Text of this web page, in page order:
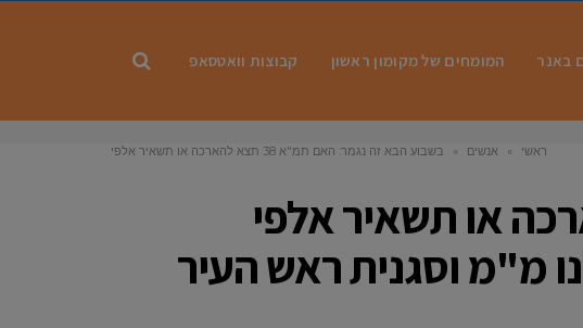
באנר המומחים של מקומון ראשון קבוצות וואטסאפ
ראשי » אנשים »
​בשבוע הבא זה נגמר: האם תמ"א 38 תצא להארכה או תשאיר אלפי
תמ"א 38 תצא להארכה או תשאיר אלפי
מ"מ וסגנית ראש העיר